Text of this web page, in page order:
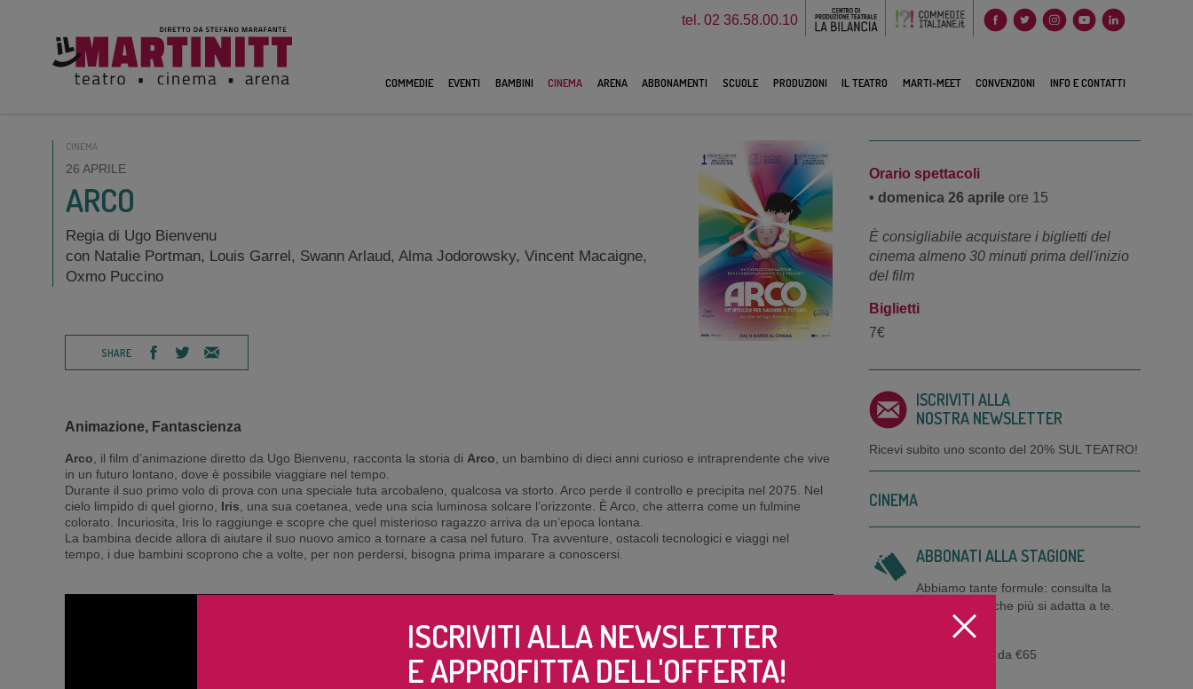
tel. 02 36.58.00.10
COMMEDIE EVENTI BAMBINI CINEMA ARENA ABBONAMENTI SCUOLE PRODUZIONI IL TEATRO MARTI-MEET CONVENZIONI INFO E CONTATTI
CINEMA
26 APRILE
ARCO
Regia di Ugo Bienvenu
con Natalie Portman, Louis Garrel, Swann Arlaud, Alma Jodorowsky, Vincent Macaigne,
Oxmo Puccino
SHARE
Animazione, Fantascienza
Arco , il film d’animazione diretto da Ugo Bienvenu, racconta la storia di Arco , un bambino di dieci anni curioso e intraprendente che vive
in un futuro lontano, dove è possibile viaggiare nel tempo.
Durante il suo primo volo di prova con una speciale tuta arcobaleno, qualcosa va storto. Arco perde il controllo e precipita nel 2075. Nel
cielo limpido di quel giorno, Iris , una sua coetanea, vede una scia luminosa solcare l’orizzonte. È Arco, che atterra come un fulmine
colorato. Incuriosita, Iris lo raggiunge e scopre che quel misterioso ragazzo arriva da un’epoca lontana.
La bambina decide allora di aiutare il suo nuovo amico a tornare a casa nel futuro. Tra avventure, ostacoli tecnologici e viaggi nel
tempo, i due bambini scoprono che a volte, per non perdersi, bisogna prima imparare a conoscersi.
Orario spettacoli
• domenica 26 aprile ore 15
È consigliabile acquistare i biglietti del
cinema almeno 30 minuti prima dell'inizio
del film
Biglietti
7€
ISCRIVITI ALLA
NOSTRA NEWSLETTER
Ricevi subito uno sconto del 20% SUL TEATRO!
CINEMA
ABBONATI ALLA STAGIONE
Abbiamo tante formule: consulta la
tabella e scegli quella che più si adatta a te.
Abbonamenti a partire da €65
ISCRIVITI ALLA NEWSLETTER
E APPROFITTA DELL'OFFERTA!